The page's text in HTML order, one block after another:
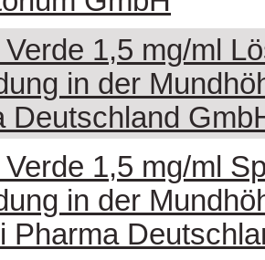
Verde 1,5 mg/ml
in der
Deutschland
Verde 1,5 mg/ml
in der
Pharma